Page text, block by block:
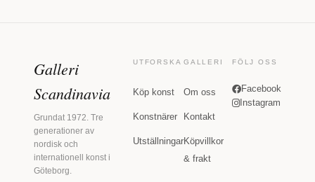
Galleri
Scandinavia
Grundat 1972. Tre
generationer av
nordisk och
internationell konst i
Göteborg.
UTFORSKA
Köp konst
Konstnärer
Utställningar
GALLERI
Om oss
Kontakt
Köpvillkor
& frakt
FÖLJ OSS
Facebook
Instagram